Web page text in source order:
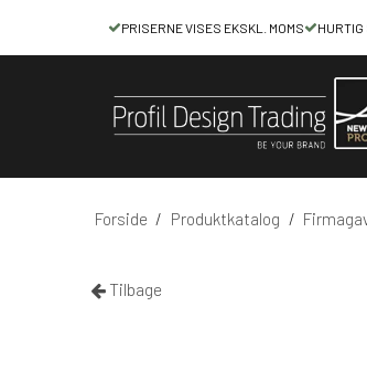
PRISERNE VISES EKSKL. MOMS HURTIG
Forside / Produktkatalog /
Tilbage